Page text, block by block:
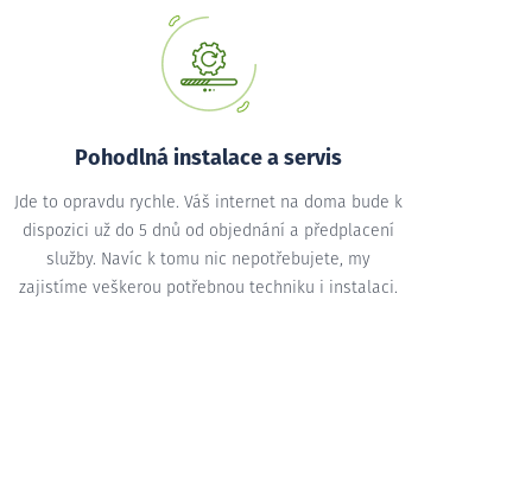
Pohodlná instalace a servis
Jde to opravdu rychle. Váš internet na doma bude k
dispozici už do 5 dnů od objednání a předplacení
služby. Navíc k tomu nic nepotřebujete, my
zajistíme veškerou potřebnou techniku i instalaci.